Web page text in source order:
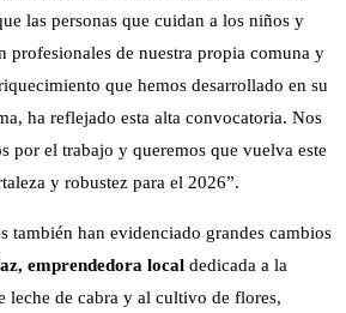
las personas que cuidan a los niños y
profesionales de nuestra propia comuna y
que hemos desarrollado en su
ha reflejado esta alta convocatoria. Nos
por el trabajo y queremos que vuelva este
y robustez para el 2026”.
también han evidenciado grandes cambios
emprendedora local dedicada a la
leche de cabra y al cultivo de flores,